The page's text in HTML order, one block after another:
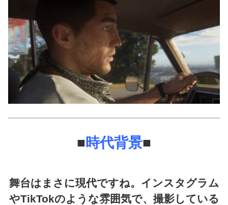
■時代背景■
舞台はまさに現代ですね。インスタグラム
やTikTokのような雰囲気で、撮影している